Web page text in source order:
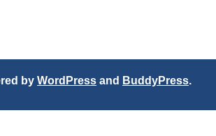
by WordPress and BuddyPress.